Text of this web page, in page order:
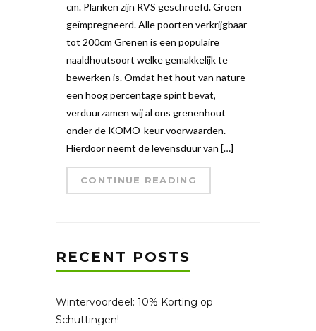
cm. Planken zijn RVS geschroefd. Groen
geïmpregneerd. Alle poorten verkrijgbaar
tot 200cm Grenen is een populaire
naaldhoutsoort welke gemakkelijk te
bewerken is. Omdat het hout van nature
een hoog percentage spint bevat,
verduurzamen wij al ons grenenhout
onder de KOMO-keur voorwaarden.
Hierdoor neemt de levensduur van […]
CONTINUE READING
RECENT POSTS
Wintervoordeel: 10% Korting op
Schuttingen!